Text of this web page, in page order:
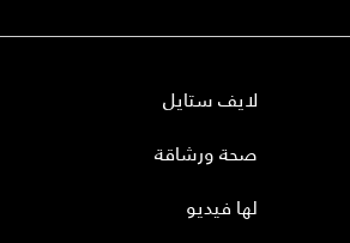
لايف ستايل
صحة ورشاقة
لها فيديو